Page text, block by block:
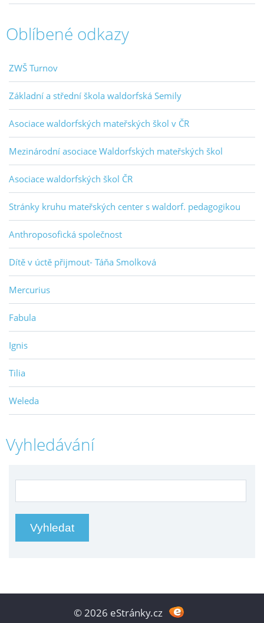
Oblíbené odkazy
ZWŠ Turnov
Základní a střední škola waldorfská Semily
Asociace waldorfských mateřských škol v ČR
Mezinárodní asociace Waldorfských mateřských škol
Asociace waldorfských škol ČR
Stránky kruhu mateřských center s waldorf. pedagogikou
Anthroposofická společnost
Dítě v úctě přijmout- Táňa Smolková
Mercurius
Fabula
Ignis
Tilia
Weleda
Vyhledávání
© 2026 eStránky.cz